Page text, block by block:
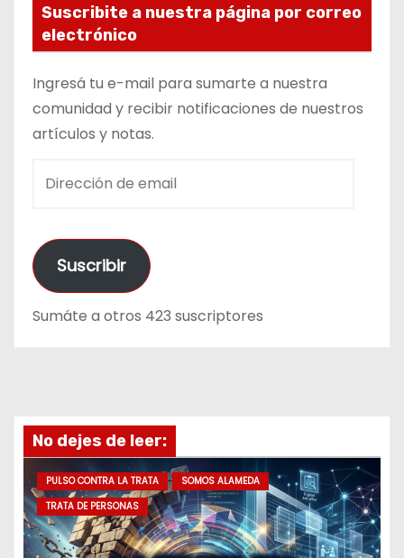
Suscribite a nuestra página por correo
electrónico
Ingresá tu e-mail para sumarte a nuestra
comunidad y recibir notificaciones de nuestros
artículos y notas.
e
c
i
e
e
m
a
i
Suscribir
Sumáte a otros 423 suscriptores
No dejes de leer:
PULSO CONTRA LA TRATA
SOMOS ALAMEDA
TRATA DE PERSONAS